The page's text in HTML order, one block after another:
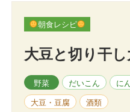
朝食レシピ
大豆と切り干
野菜 だいこん に
大豆・豆腐 酒類